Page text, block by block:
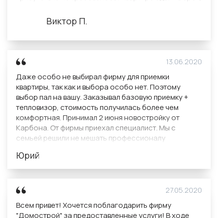
Виктор П.
быстро устранила.
Прекрасный сервис! Всем советую!
13.06.2020
Юрий
Даже особо не выбирал фирму для приемки
квартиры, так как и выбора особо нет. Поэтому
выбор пал на вашу. Заказывал базовую приемку +
тепловизор, стоимость получилась более чем
комфортная. Принимал 2 июня новостройку от
Карбона. От фирмы приехал специалист. Мы с
семьей решили не мешать профессионалу
будущей квартиры. Эксперт справился очень
быстро, выявил все недостатки, объяснил на
устранять: строителям застройщика или своей
был все время на осмотре и согласился со всеми
27.05.2020
Всем привет! Хочется поблагодарить фирму
"Домострой" за предоставленные услуги! В ходе